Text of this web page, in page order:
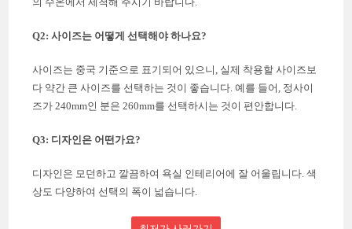
Q2: 사이즈는 어떻게 선택해야 하나요?
사이즈는 중국 기준으로 표기되어 있으니, 실제 착용할 사이즈보
다 약간 큰 사이즈를 선택하는 것이 좋습니다. 예를 들어, 정사이
즈가 240mm인 분은 260mm를 선택하시는 것이 편안합니다.
Q3: 디자인은 어떤가요?
디자인은 모던하고 깔끔하여 욕실 인테리어에 잘 어울립니다. 색
상도 다양하여 선택의 폭이 넓습니다.